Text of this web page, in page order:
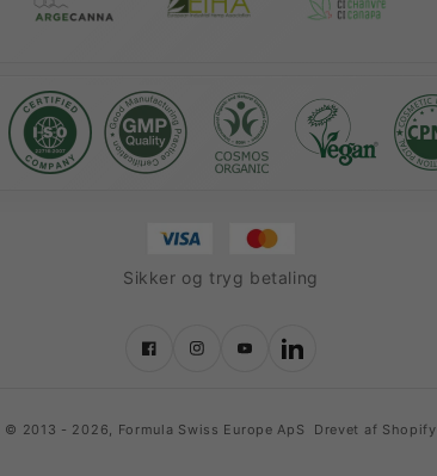
Sikker og tryg betaling
FacebookInstagramYouTubeLinkedIn
© 2013 - 2026, Formula Swiss Europe ApS Drevet af Shopify